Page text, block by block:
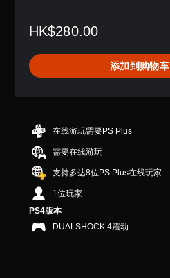
HK$280.00
添加到购物车
在线游玩需要PS Plus
需要在线游玩
支持多达8位PS Plus在线玩家
1位玩家
PS4版本
DUALSHOCK 4震动